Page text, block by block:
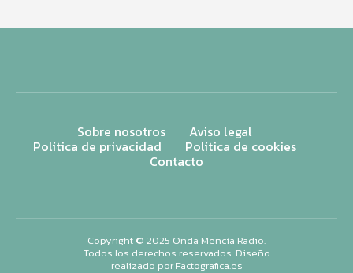
Sobre nosotros Aviso legal
Política de privacidad Política de cookies
Contacto
Copyright © 2025 Onda Mencía Radio.
Todos los derechos reservados. Diseño
realizado por Factografica.es